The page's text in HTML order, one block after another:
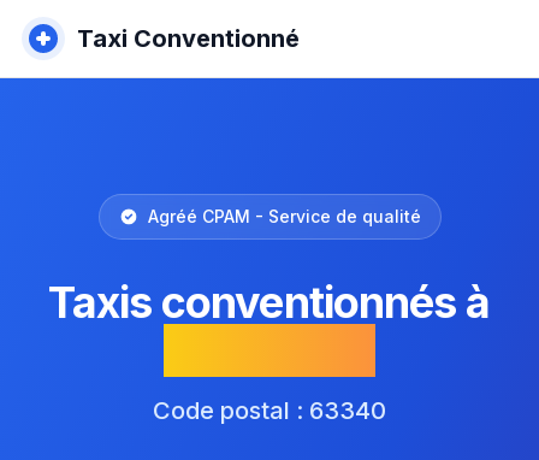
Taxi Conventionné
Agréé CPAM - Service de qualité
Taxis conventionnés à
Code postal : 63340